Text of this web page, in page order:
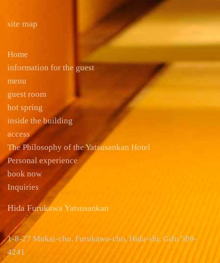
site map
Home
information for the guest
menu
guest room
hot spring
inside the building
access
The Philosophy of the Yatsusankan Hotel
Personal experience
book now
Inquiries
Hida Furukawa Yatsusankan
1-8-27 Mukai-cho, Furukawa-cho, Hida-shi, Gifu 509-
4241